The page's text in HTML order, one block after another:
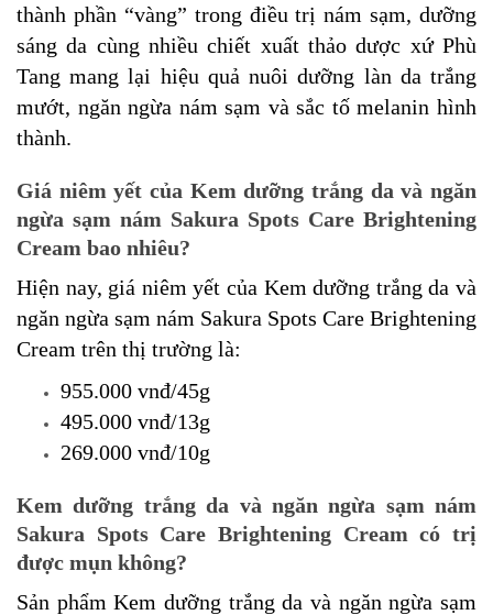
thành phần “vàng” trong điều trị nám sạm, dưỡng
sáng da cùng nhiều chiết xuất thảo dược xứ Phù
Tang mang lại hiệu quả nuôi dưỡng làn da trắng
mướt, ngăn ngừa nám sạm và sắc tố melanin hình
thành.
Giá niêm yết của Kem dưỡng trắng da và ngăn
ngừa sạm nám Sakura Spots Care Brightening
Cream bao nhiêu?
Hiện nay, giá niêm yết của Kem dưỡng trắng da và
ngăn ngừa sạm nám Sakura Spots Care Brightening
Cream trên thị trường là:
955.000 vnđ/45g
495.000 vnđ/13g
269.000 vnđ/10g
Kem dưỡng trắng da và ngăn ngừa sạm nám
Sakura Spots Care Brightening Cream có trị
được mụn không?
Sản phẩm Kem dưỡng trắng da và ngăn ngừa sạm